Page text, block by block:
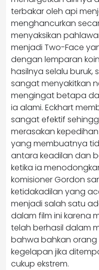
terbakar oleh api
menghancurkan
menyaksikan
menjadi Two-Face
dengan lemparan
hasilnya selalu
sangat menyakitkan
mengingat betapa
ia alami. Eckhart
sangat efektif
merasakan
yang membuatnya
antara keadilan dan
ketika ia
komisioner Gordon
ketidakadilan yang
menjadi salah satu
dalam film ini karena
telah berhasil dalam
bahwa bahkan
kegelapan jika
cukup ekstrem.